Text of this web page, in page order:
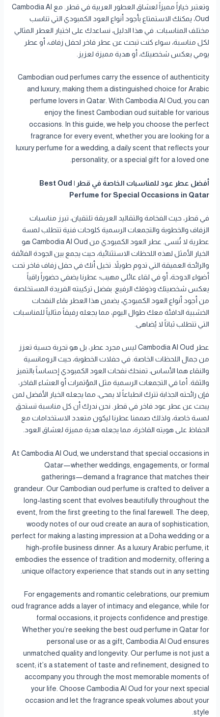
وتعتبر خياراً مميزاً لعشاق العطور العربية في قطر. مع Cambodia Al
Oud، يمكنك الاستمتاع بأجود أنواع العود الكمبودي التي تناسب
مختلف المناسبات. في هذا الدليل، نساعدك على اختيار العطر المثالي
لكل مناسبة، سواء كنت تبحث عن عطر فاخر لحفل زفاف، أو عطر
يومي يعكس شخصيتك، أو هدية مميزة لعزيز.
Cambodian oud perfumes carry the essence of authenticity
and luxury, making them a distinguished choice for Arabic
perfume lovers in Qatar. With Cambodia Al Oud, you can
enjoy the finest Cambodian oud suitable for various
occasions. In this guide, we help you choose the perfect
fragrance for every event, whether you are looking for a
luxury perfume for a wedding, a daily scent that reflects your
personality, or a special gift for a loved one.
أفضل عطر عود للمناسبات الخاصة في قطر | Best Oud
Perfume for Special Occasions in Qatar
في قطر، حيث الفخامة والتقاليد العريقة تلتقيان، تبرز مناسبات
الزفاف والخطوبة والتجمعات الرسمية كلوحات فنية تتطلب لمسة
عطرية لا تُنسى. عطر العود الكمبودي من Cambodia Al Oud هو
الخيار الأمثل لهذه اللحظات الاستثنائية، حيث يجمع بين الجودة الفائقة
والرائحة العميقة التي تدوم طويلاً. تخيل أنك في حفل زفاف فاخر تحت
أضواء الدوحة، أو في لقاء عائلي مهيب؛ عطرنا يضفي حضوراً راقياً
يعكس شخصيتك وذوقك الرفيع. بفضل تركيبته الفريدة المستخلصة
من أجود أنواع العود الكمبودي، يضمن هذا العطر بقاء النفحات
الخشبية الدافئة معك طوال اليوم، مما يجعله رفيقاً مثالياً للمناسبات
التي تتطلب ثباتاً لا يُضاهى.
عطر Cambodia Al Oud ليس مجرد عطر، بل هو تجربة حسية تعزز
من جمال اللحظات الخاصة. في حفلات الخطوبة، حيث الرومانسية
والنقاء هما الأساس، تمنحك نفحات العود الكمبودي إحساساً بالتميز
والثقة. أما في التجمعات الرسمية مثل المؤتمرات أو العشاء الفاخر،
فإن رائحته الجذابة تترك انطباعاً لا يمحى، مما يجعله الخيار الأفضل لمن
يبحث عن عطر عود فاخر في قطر. نحن ندرك أن كل مناسبة تستحق
لمسة خاصة، ولذلك صممنا عطرنا ليكون متعدد الاستخدامات مع
الحفاظ على هويته الفاخرة، مما يجعله هدية مميزة لعشاق العود.
At Cambodia Al Oud, we understand that special occasions in
Qatar—whether weddings, engagements, or formal
gatherings—demand a fragrance that matches their
grandeur. Our Cambodian oud perfume is crafted to deliver a
long-lasting scent that evolves beautifully throughout the
event, from the first greeting to the final farewell. The deep,
woody notes of our oud create an aura of sophistication,
perfect for making a lasting impression at a Doha wedding or a
high-profile business dinner. As a luxury Arabic perfume, it
embodies the essence of tradition and modernity, offering a
unique olfactory experience that stands out in any setting.
For engagements and romantic celebrations, our premium
oud fragrance adds a layer of intimacy and elegance, while for
formal occasions, it projects confidence and prestige.
Whether you’re seeking the best oud perfume in Qatar for
personal use or as a gift, Cambodia Al Oud ensures
unmatched quality and longevity. Our perfume is not just a
scent; it’s a statement of taste and refinement, designed to
accompany you through the most memorable moments of
your life. Choose Cambodia Al Oud for your next special
occasion and let the fragrance speak volumes about your
style.